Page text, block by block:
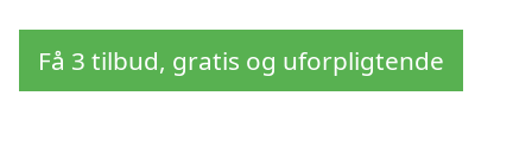
Få 3 tilbud, gratis og uforpligtende